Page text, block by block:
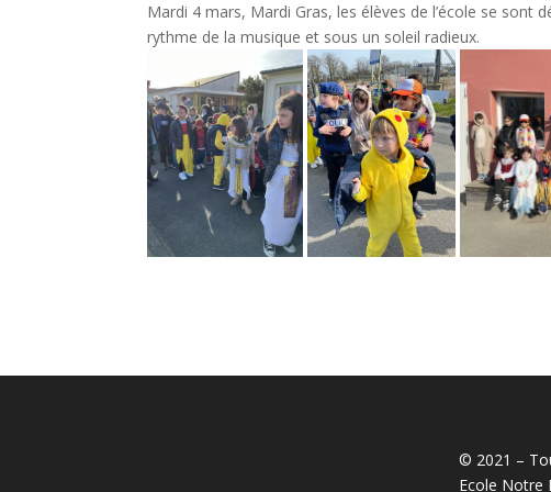
Mardi 4 mars, Mardi Gras, les élèves de l’école se sont
rythme de la musique et sous un soleil radieux.
© 2021 –
Ecole Notre